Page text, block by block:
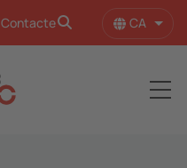
Contacte CA